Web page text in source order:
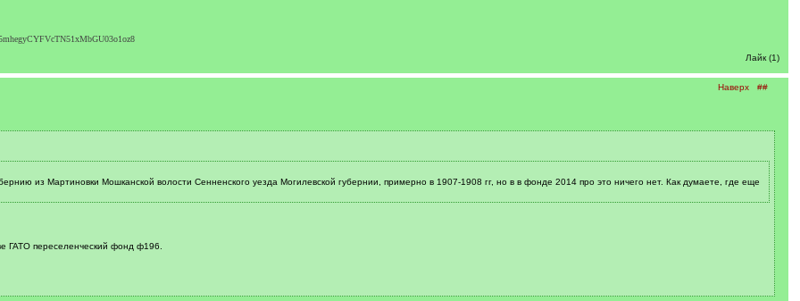
Лайк (1)
Наверх ##
из Мартиновки Мошканской волости Сенненского уезда Могилевской губернии, примерно в 1907-1908 гг, но в в фонде 2014 про это ничего нет. Как думаете, где еще
ГАТО переселенческий фонд ф196.